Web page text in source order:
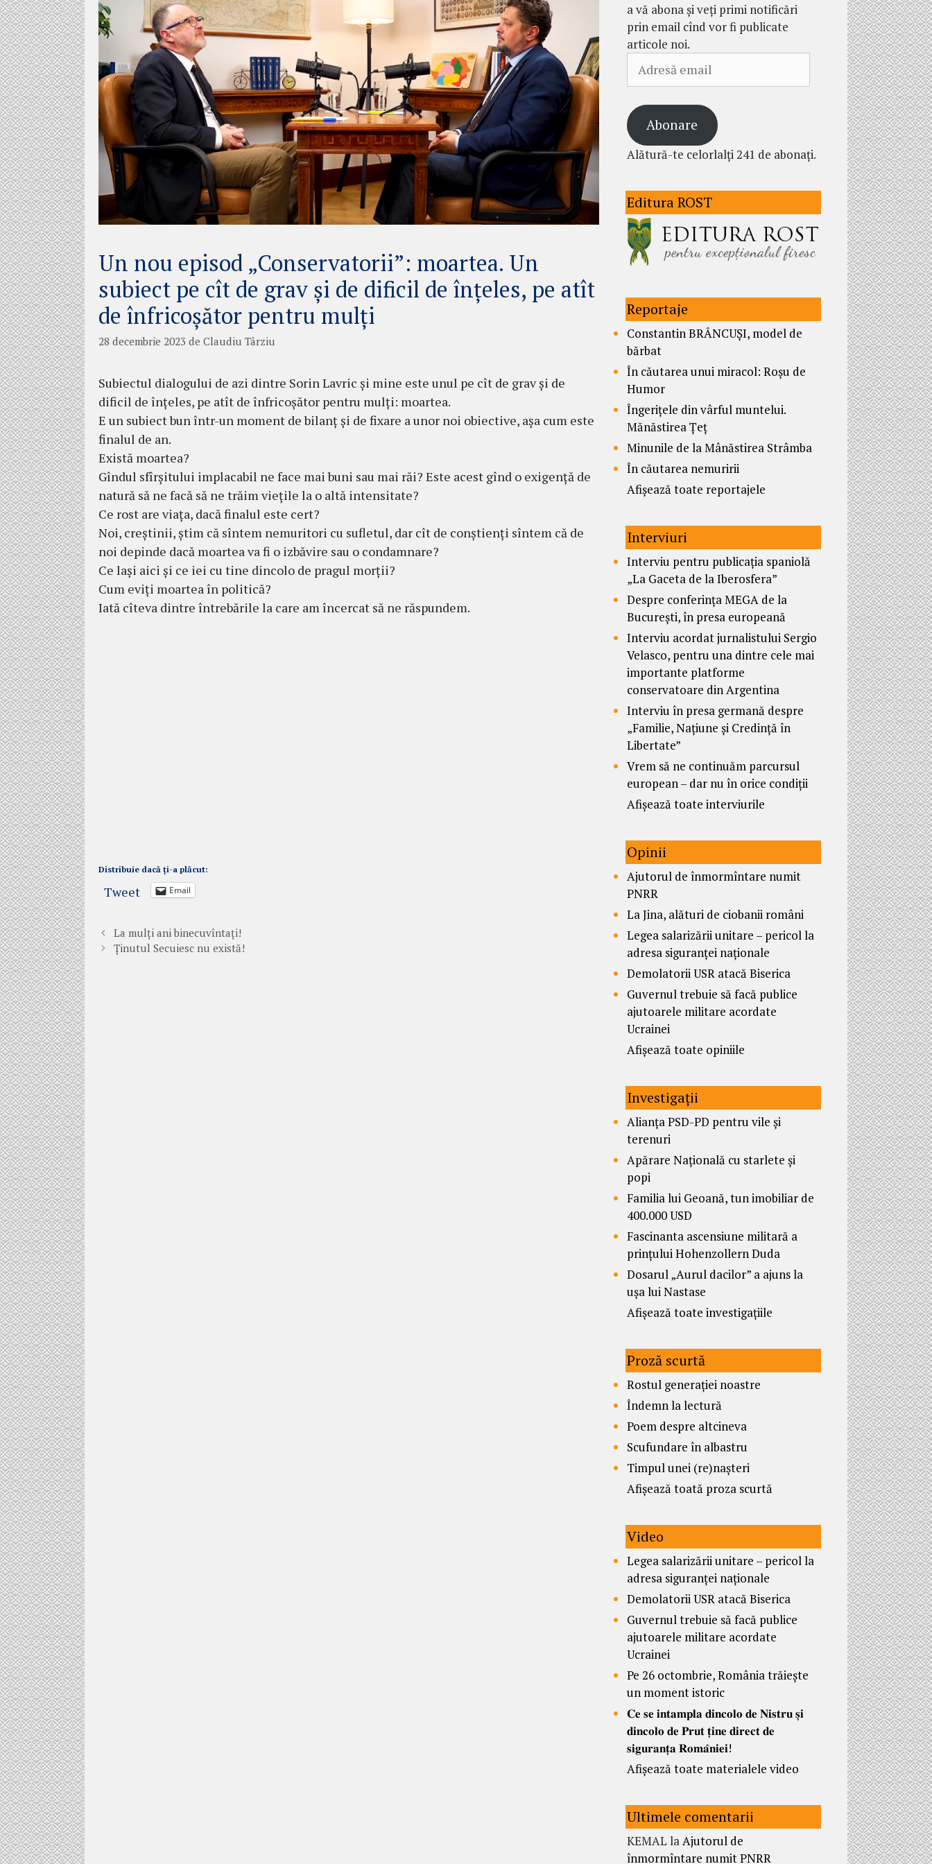
Un nou episod „Conservatorii”: moartea. Un
subiect pe cît de grav și de dificil de înțeles, pe atît
de înfricoșător pentru mulți
28 decembrie 2023 de Claudiu Târziu
Subiectul dialogului de azi dintre Sorin Lavric și mine este unul pe cît de grav și de
dificil de înțeles, pe atît de înfricoșător pentru mulți: moartea.
E un subiect bun într-un moment de bilanț și de fixare a unor noi obiective, așa cum este
finalul de an.
Există moartea?
Gîndul sfîrșitului implacabil ne face mai buni sau mai răi? Este acest gînd o exigență de
natură să ne facă să ne trăim viețile la o altă intensitate?
Ce rost are viața, dacă finalul este cert?
Noi, creștinii, știm că sîntem nemuritori cu sufletul, dar cît de conștienți sîntem că de
noi depinde dacă moartea va fi o izbăvire sau o condamnare?
Ce lași aici și ce iei cu tine dincolo de pragul morții?
Cum eviți moartea în politică?
Iată cîteva dintre întrebările la care am încercat să ne răspundem.
Distribuie dacă ți-a plăcut:
Tweet Email
La mulți ani binecuvîntați!
Ținutul Secuiesc nu există!
a vă abona și veți primi notificări
prin email cînd vor fi publicate
articole noi.
email
Abonare
Alătură-te celorlalți 241 de abonați.
Editura ROST
Reportaje
Constantin BRÂNCUȘI, model de
bărbat
În căutarea unui miracol: Roșu de
Humor
Îngerițele din vârful muntelui.
Mănăstirea Țeț
Minunile de la Mânăstirea Strâmba
În căutarea nemuririi
Afișează toate reportajele
Interviuri
Interviu pentru publicația spaniolă
„La Gaceta de la Iberosfera”
Despre conferința MEGA de la
București, în presa europeană
Interviu acordat jurnalistului Sergio
Velasco, pentru una dintre cele mai
importante platforme
conservatoare din Argentina
Interviu în presa germană despre
„Familie, Națiune și Credință în
Libertate”
Vrem să ne continuăm parcursul
european – dar nu în orice condiții
Afișează toate interviurile
Opinii
Ajutorul de înmormîntare numit
PNRR
La Jina, alături de ciobanii români
Legea salarizării unitare – pericol la
adresa siguranței naționale
Demolatorii USR atacă Biserica
Guvernul trebuie să facă publice
ajutoarele militare acordate
Ucrainei
Afișează toate opiniile
Investigații
Alianța PSD-PD pentru vile și
terenuri
Apărare Națională cu starlete și
popi
Familia lui Geoană, tun imobiliar de
400.000 USD
Fascinanta ascensiune militară a
prințului Hohenzollern Duda
Dosarul „Aurul dacilor” a ajuns la
ușa lui Nastase
Afișează toate investigațiile
Proză scurtă
Rostul generației noastre
Îndemn la lectură
Poem despre altcineva
Scufundare în albastru
Timpul unei (re)nașteri
Afișează toată proza scurtă
Video
Legea salarizării unitare – pericol la
adresa siguranței naționale
Demolatorii USR atacă Biserica
Guvernul trebuie să facă publice
ajutoarele militare acordate
Ucrainei
Pe 26 octombrie, România trăiește
un moment istoric
𝐂𝐞 𝐬𝐞 𝐢𝐧𝐭𝐚𝐦𝐩𝐥𝐚 𝐝𝐢𝐧𝐜𝐨𝐥𝐨 𝐝𝐞 𝐍𝐢𝐬𝐭𝐫𝐮 𝐬̦𝐢
𝐝𝐢𝐧𝐜𝐨𝐥𝐨 𝐝𝐞 𝐏𝐫𝐮𝐭 𝐭̦𝐢𝐧𝐞 𝐝𝐢𝐫𝐞𝐜𝐭 𝐝𝐞
𝐬𝐢𝐠𝐮𝐫𝐚𝐧𝐭̦𝐚 𝐑𝐨𝐦𝐚̂𝐧𝐢𝐞𝐢!
Afișează toate materialele video
Ultimele comentarii
KEMAL laAjutorul de
înmormîntare numit PNRR